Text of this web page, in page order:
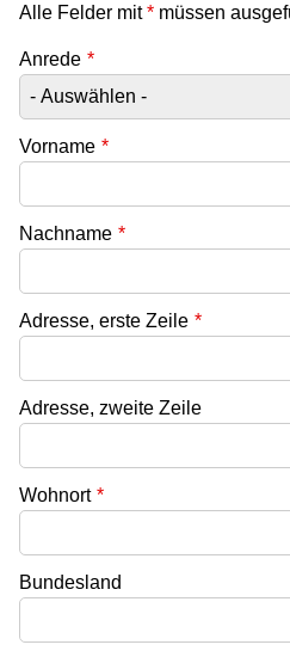
Alle Felder mit* müssen
Anrede *
Vorname *
Nachname *
Adresse, erste Zeile *
Adresse, zweite Zeile
Wohnort *
Bundesland